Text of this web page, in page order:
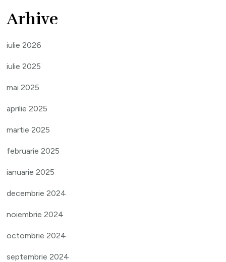
Arhive
iulie 2026
iulie 2025
mai 2025
aprilie 2025
martie 2025
februarie 2025
ianuarie 2025
decembrie 2024
noiembrie 2024
octombrie 2024
septembrie 2024